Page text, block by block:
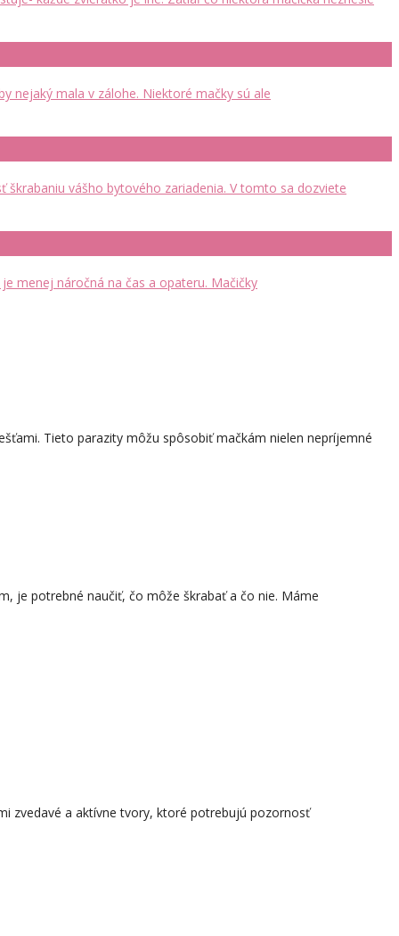
nejaký mala v zálohe. Niektoré mačky sú ale
vášho bytového zariadenia. V tomto sa dozviete
menej náročná na čas a opateru. Mačičky
Tieto parazity môžu spôsobiť mačkám nielen nepríjemné
je potrebné naučiť, čo môže škrabať a čo nie. Máme
zvedavé a aktívne tvory, ktoré potrebujú pozornosť